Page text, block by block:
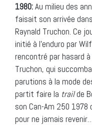
1980:Au milieu des
faisait son arrivée
Raynald Truchon. Ce
initié à l’enduro par
rencontré par hasard
Truchon, qui
parutions à la mode
partit faire la trailde
son Can-Am 250
pour ne jamais